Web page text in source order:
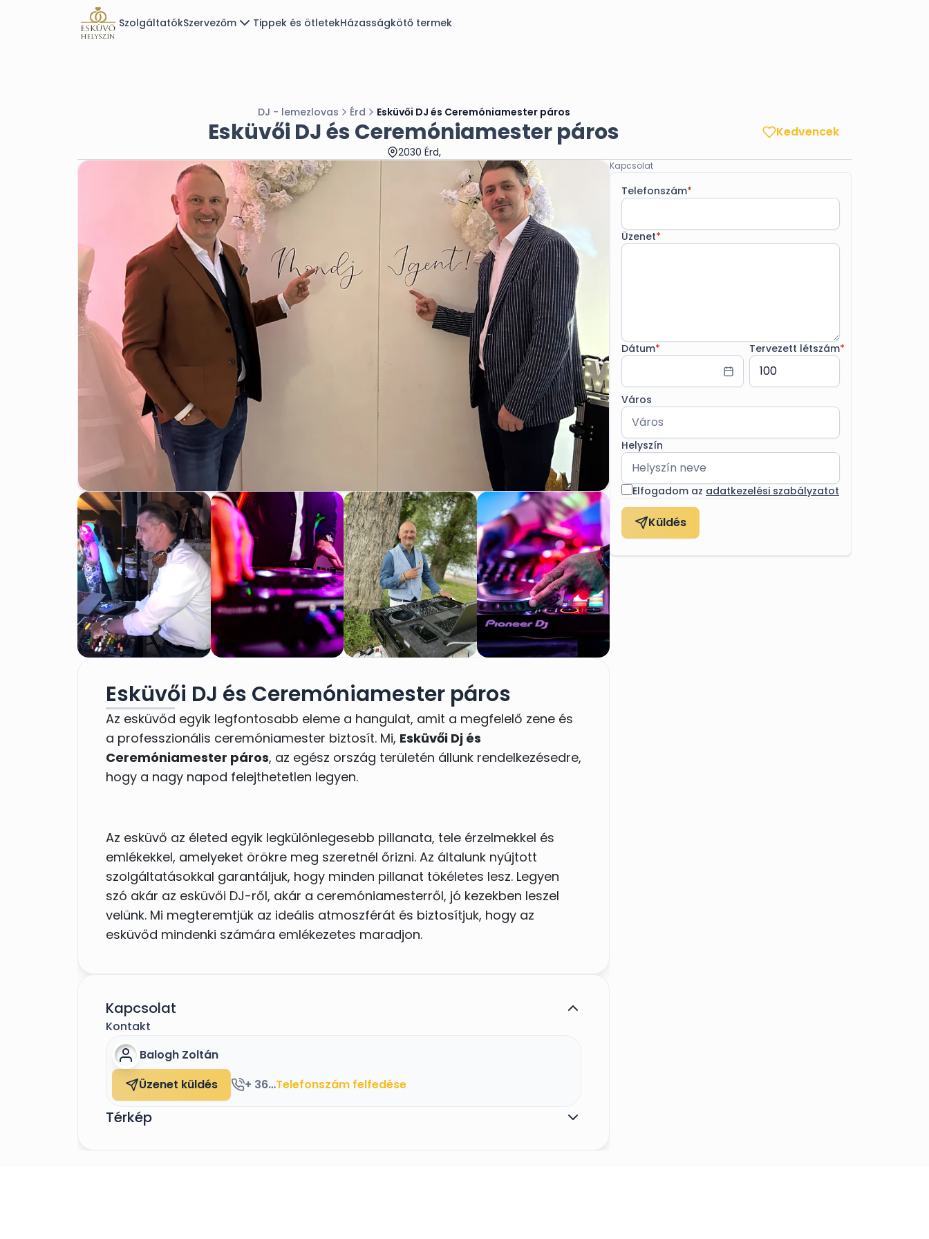
SzolgáltatókSzervezőm Tippek és ötletekHázasságkötő termek
DJ - lemezlovas Érd Esküvői DJ és Ceremóniamester páros
Esküvői DJ és Ceremóniamester páros
2030 Érd,
Kedvencek
Esküvői DJ és Ceremóniamester páros
Az esküvőd egyik legfontosabb eleme a hangulat, amit a megfelelő zene és
a professzionális ceremóniamester biztosít. Mi, Esküvői Dj és
Ceremóniamester páros, az egész ország területén állunk rendelkezésedre,
hogy a nagy napod felejthetetlen legyen.
Az esküvő az életed egyik legkülönlegesebb pillanata, tele érzelmekkel és
emlékekkel, amelyeket örökre meg szeretnél őrizni. Az általunk nyújtott
szolgáltatásokkal garantáljuk, hogy minden pillanat tökéletes lesz. Legyen
szó akár az esküvői DJ-ről, akár a ceremóniamesterről, jó kezekben leszel
velünk. Mi megteremtjük az ideális atmoszférát és biztosítjuk, hogy az
esküvőd mindenki számára emlékezetes maradjon.
Zoli és Zsolt (A KlubZene Csapata)
Kapcsolat
Kontakt
Balogh Zoltán
Üzenet küldés
+ 36 70 384 9002Telefonszám felfedése
Térkép
Kapcsolat
Telefonszám*
Üzenet*
Dátum* Tervezett létszám*
Város
Helyszín
Elfogadom az adatkezelési szabályzatot
Küldés